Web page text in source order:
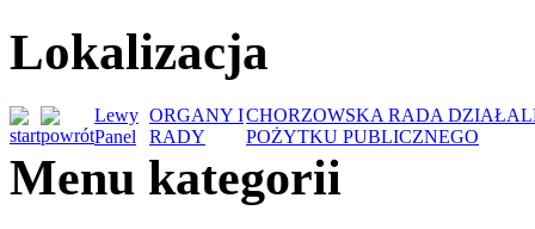
Lokalizacja
Lewy
Panel
ORGANY I
RADY
CHORZOWSKA RADA
POŻYTKU PUBLICZNEGO
Menu kategorii